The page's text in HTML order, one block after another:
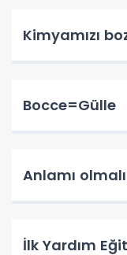
Kimyamızı
Bocce=Gülle
Anlamı
İlk Yardım